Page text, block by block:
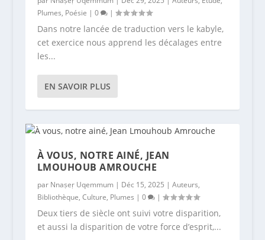
Plumes, Poésie | 0 |
Dans notre lancée de traduction vers le kabyle,
cet exercice nous apprend les décalages entre
les...
EN SAVOIR PLUS
À VOUS, NOTRE AINÉ, JEAN
LMOUHOUB AMROUCHE
par Nnaṣeṛ Uqemmum| Déc 15, 2025 | Auteurs,
Bibliothèque, Culture, Plumes | 0 |
Deux tiers de siècle ont suivi votre disparition,
et aussi la disparition de votre force d’esprit,...